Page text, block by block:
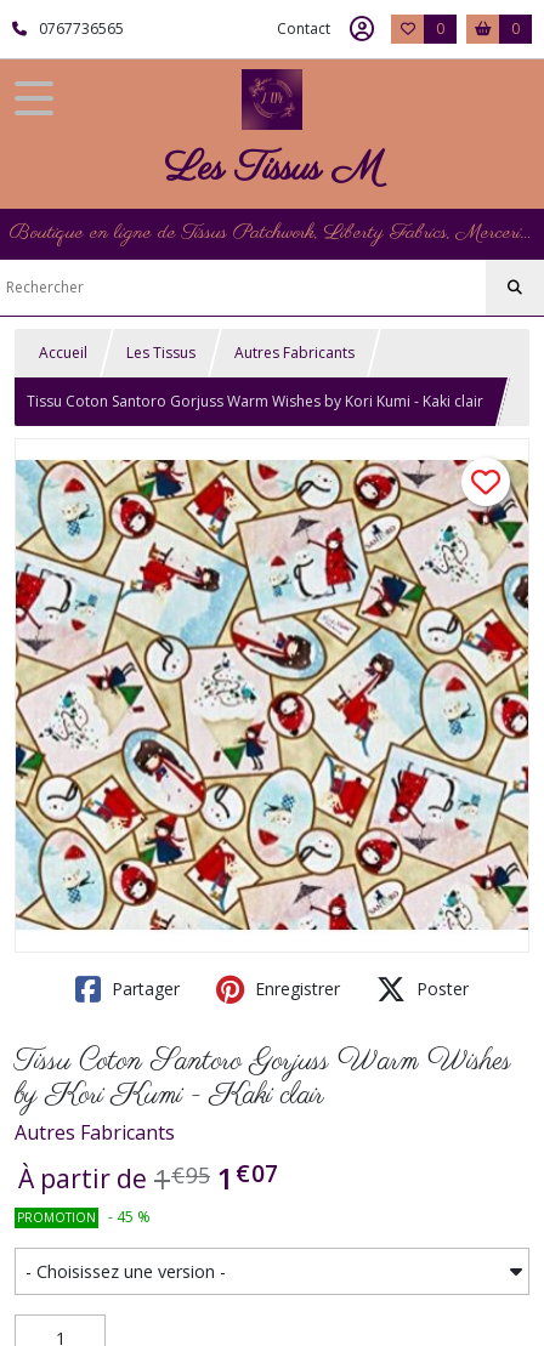
0767736565 Contact 0 0
Les Tissus M
Boutique en ligne de Tissus Patchwork, Liberty Fabrics, Mercerie et Matériel de Point de Croix
Accueil Les Tissus Autres Fabricants
Tissu Coton Santoro Gorjuss Warm Wishes by Kori Kumi - Kaki clair
Partager Enregistrer Poster
Tissu Coton Santoro Gorjuss Warm Wishes
by Kori Kumi - Kaki clair
Autres Fabricants
À partir de 1€95 1 €07
PROMOTION - 45 %